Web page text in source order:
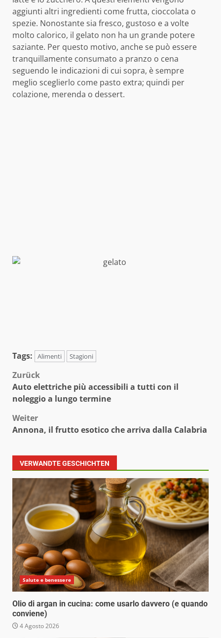
aggiunti altri ingredienti come frutta, cioccolata o
spezie. Nonostante sia fresco, gustoso e a volte
molto calorico, il gelato non ha un grande potere
saziante. Per questo motivo, anche se può essere
tranquillamente consumato a pranzo o cena
seguendo le indicazioni di cui sopra, è sempre
meglio sceglierlo come pasto extra; quindi per
colazione, merenda o dessert.
Tags: Alimenti Stagioni
Beitragsnavigation
Zurück
Auto elettriche più accessibili a tutti con il
noleggio a lungo termine
Weiter
Annona, il frutto esotico che arriva dalla Calabria
VERWANDTE GESCHICHTEN
Salute e benessere
Olio di argan in cucina: come usarlo davvero (e quando
conviene)
4 Agosto 2026